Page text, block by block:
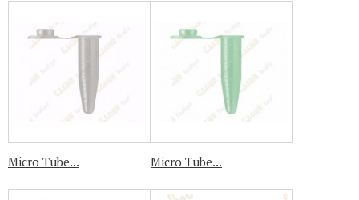
Micro Tube... Micro Tube...